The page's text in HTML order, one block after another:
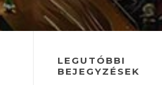
LEGUTÓBBI
BEJEGYZÉSEK